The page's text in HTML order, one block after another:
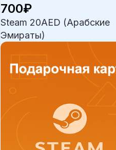
700₽
Steam 20AED (Арабские
Эмираты)